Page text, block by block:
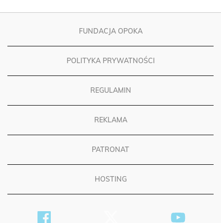
FUNDACJA OPOKA